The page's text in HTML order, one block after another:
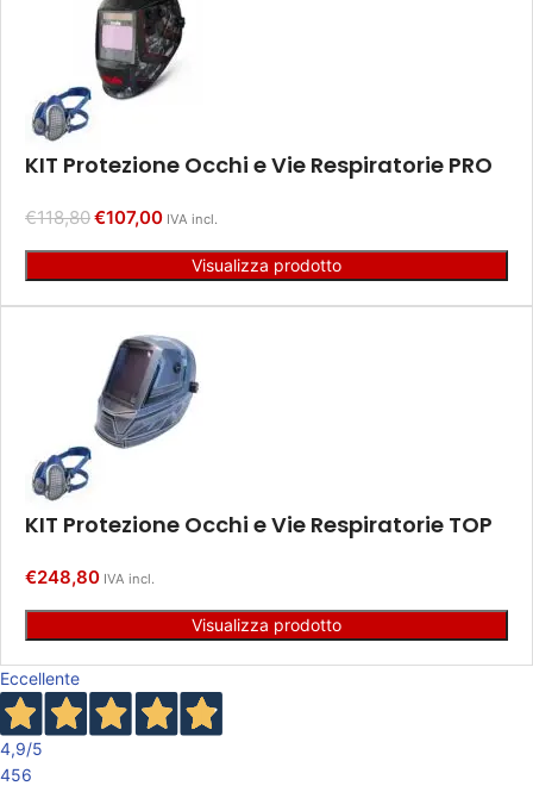
KIT Protezione Occhi e Vie Respiratorie PRO
€118,80€107,00 IVA incl.
Visualizza prodotto
KIT Protezione Occhi e Vie Respiratorie TOP
€248,80 IVA incl.
Visualizza prodotto
Eccellente
4,9/5
456